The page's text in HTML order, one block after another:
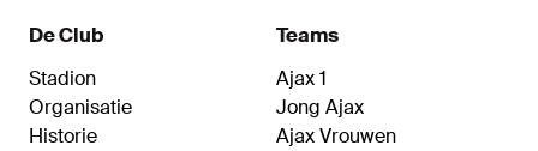
De Club
Stadion
Organisatie
Historie
Teams
Ajax 1
Jong Ajax
Ajax Vrouwen